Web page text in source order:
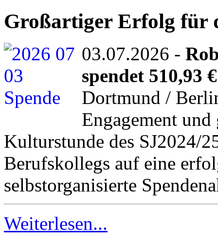
Großartiger Erfolg für
03.07.2026 -
spendet 510,93
Dortmund /
Engagement
Kulturstunde des SJ2024/
Berufskollegs auf eine
selbstorganisierte
Weiterlesen...